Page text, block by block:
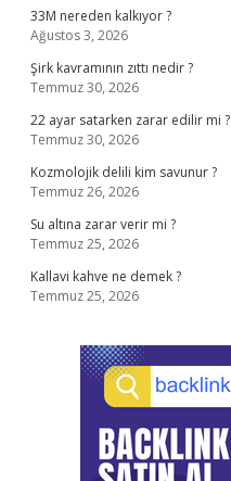
33M nereden kalkıyor ?
Ağustos 3, 2026
Şirk kavramının zıttı nedir ?
Temmuz 30, 2026
22 ayar satarken zarar edilir mi ?
Temmuz 30, 2026
Kozmolojik delili kim savunur ?
Temmuz 26, 2026
Su altına zarar verir mi ?
Temmuz 25, 2026
Kallavi kahve ne demek ?
Temmuz 25, 2026